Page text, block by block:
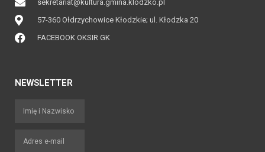
sekretariat@kultura.gmina.klodzko.pl
57-360 Ołdrzychowice Kłodzkie; ul. Kłodzka 20
FACEBOOK OKSIR GK
NEWSLETTER